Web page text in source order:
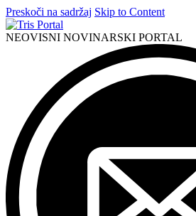
Preskoči na sadržaj Skip to Content
NEOVISNI NOVINARSKI PORTAL